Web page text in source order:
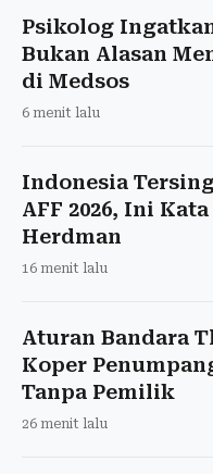
Psikolog
Bukan Alasan
di Medsos
6 menit lalu
Indonesia
AFF 2026, Ini
Herdman
16 menit lalu
Aturan Bandara
Koper
Tanpa Pemilik
26 menit lalu